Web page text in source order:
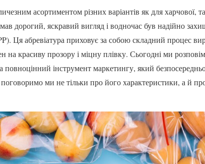
асортиментом різних варіантів як для харчової,
дорогий, яскравий вигляд і водночас був надійно
Ця абревіатура приховує за собою складний процес
на красиву прозору і міцну плівку. Сьогодні ми
інструмент маркетингу, який
ми не тільки про його характеристики, а й